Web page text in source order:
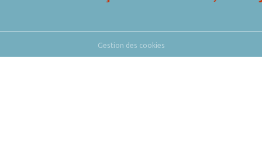
Gestion des cookies